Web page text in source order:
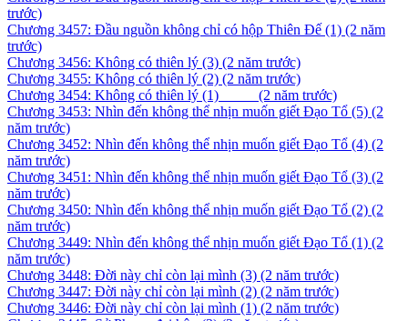
trước)
Chương 3457: Đầu nguồn không chỉ có hộp Thiên Đế (1) (2 năm
trước)
Chương 3456: Không có thiên lý (3) (2 năm trước)
Chương 3455: Không có thiên lý (2) (2 năm trước)
Chương 3454: Không có thiên lý (1) ­ ­ ­ ­ ­ ­ ­ ­ ­ ­ (2 năm trước)
Chương 3453: Nhìn đến không thể nhịn muốn giết Đạo Tổ (5) (2
năm trước)
Chương 3452: Nhìn đến không thể nhịn muốn giết Đạo Tổ (4) (2
năm trước)
Chương 3451: Nhìn đến không thể nhịn muốn giết Đạo Tổ (3) (2
năm trước)
Chương 3450: Nhìn đến không thể nhịn muốn giết Đạo Tổ (2) (2
năm trước)
Chương 3449: Nhìn đến không thể nhịn muốn giết Đạo Tổ (1) (2
năm trước)
Chương 3448: Đời này chỉ còn lại mình (3) (2 năm trước)
Chương 3447: Đời này chỉ còn lại mình (2) (2 năm trước)
Chương 3446: Đời này chỉ còn lại mình (1) (2 năm trước)